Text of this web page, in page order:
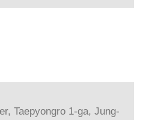
Taepyongro 1-ga, Jung-